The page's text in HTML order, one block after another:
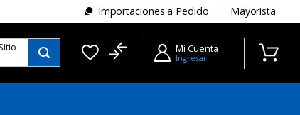
Importaciones a Pedido Mayorista
Mi Cuenta
Ingresar